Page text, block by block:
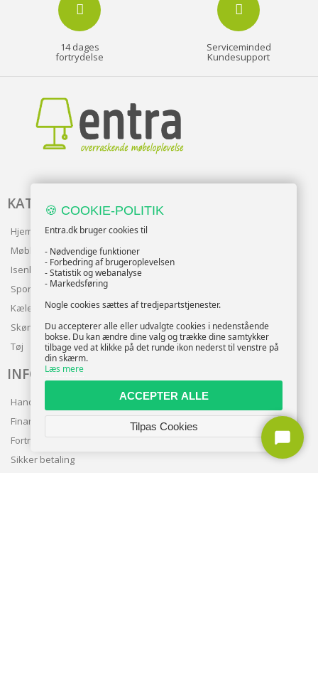
14 dages
fortrydelse
Serviceminded
Kundesupport
KATALOG
Hjem & Have
Møbler
Isenkram
Sport
Kæledyr
Skønhed
Tøj
INFO
Handelsbetingelser
Finansering
Fortrolighedspolitik
Sikker betaling
🍪 COOKIE-POLITIK
Entra.dk bruger cookies til
- Nødvendige funktioner
- Forbedring af brugeroplevelsen
- Statistik og webanalyse
- Markedsføring
Nogle cookies sættes af tredjepartstjenester.
Du accepterer alle eller udvalgte cookies i nedenstående
bokse. Du kan ændre dine valg og trække dine samtykker
tilbage ved at klikke på det runde ikon nederst til venstre på
din skærm.
Læs mere
ACCEPTER ALLE
Tilpas Cookies